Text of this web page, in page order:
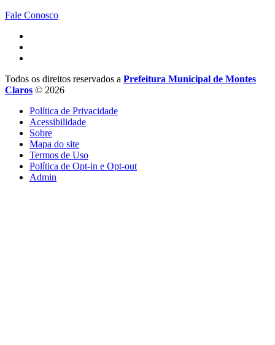
Fale Conosco
Todos os direitos reservados a Prefeitura Municipal de Montes
Claros © 2026
Política de Privacidade
Acessibilidade
Sobre
Mapa do site
Termos de Uso
Política de Opt-in e Opt-out
Admin